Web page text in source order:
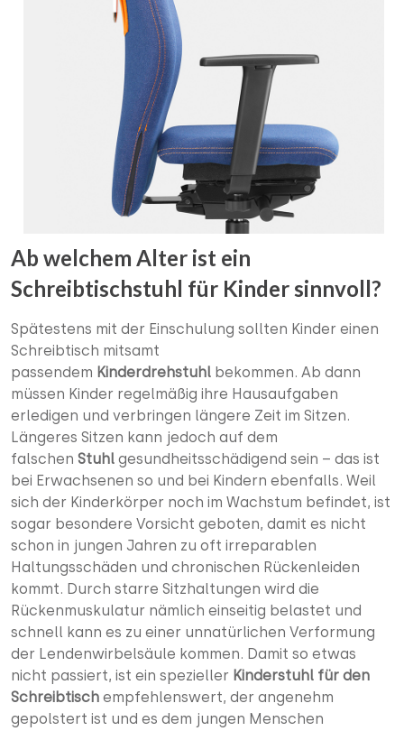
Ab welchem Alter ist ein
Schreibtischstuhl für Kinder sinnvoll?
Spätestens mit der Einschulung sollten Kinder einen
Schreibtisch mitsamt
passendem Kinderdrehstuhl bekommen. Ab dann
müssen Kinder regelmäßig ihre Hausaufgaben
erledigen und verbringen längere Zeit im Sitzen.
Längeres Sitzen kann jedoch auf dem
falschen Stuhl gesundheitsschädigend sein – das ist
bei Erwachsenen so und bei Kindern ebenfalls. Weil
sich der Kinderkörper noch im Wachstum befindet, ist
sogar besondere Vorsicht geboten, damit es nicht
schon in jungen Jahren zu oft irreparablen
Haltungsschäden und chronischen Rückenleiden
kommt. Durch starre Sitzhaltungen wird die
Rückenmuskulatur nämlich einseitig belastet und
schnell kann es zu einer unnatürlichen Verformung
der Lendenwirbelsäule kommen. Damit so etwas
nicht passiert, ist ein spezieller Kinderstuhl für den
Schreibtisch empfehlenswert, der angenehm
gepolstert ist und es dem jungen Menschen